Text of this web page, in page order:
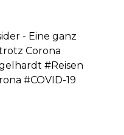
- Eine ganz
Corona
#Reisen
#COVID-19